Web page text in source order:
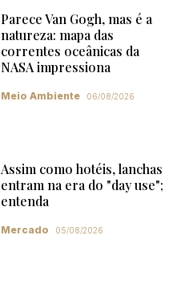
Parece Van Gogh, mas é a
natureza: mapa das
correntes oceânicas da
NASA impressiona
Meio Ambiente 06/08/2026
Assim como hotéis, lanchas
entram na era do "day use";
entenda
Mercado 05/08/2026